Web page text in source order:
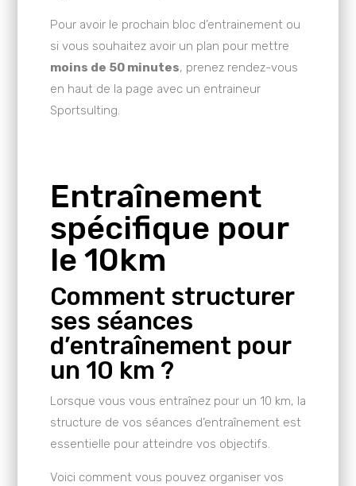
Pour avoir le prochain bloc d’entrainement ou
si vous souhaitez avoir un plan pour mettre
moins de 50 minutes, prenez rendez-vous
en haut de la page avec un entraineur
Sportsulting.
Entraînement
spécifique pour
le 10km
Comment structurer
ses séances
d’entraînement pour
un 10 km ?
Lorsque vous vous entraînez pour un 10 km, la
structure de vos séances d’entraînement est
essentielle pour atteindre vos objectifs.
Voici comment vous pouvez organiser vos